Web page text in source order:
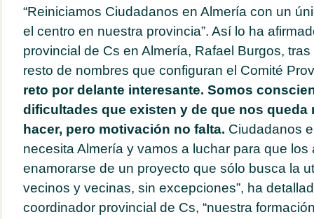
“Reiniciamos Ciudadanos en Almería con un
el centro en nuestra provincia”. Así lo ha
provincial de Cs en Almería, Rafael Burgos,
resto de nombres que configuran el Comité
reto por delante interesante. Somos
dificultades que existen y de que nos queda
hacer, pero motivación no falta. Ciudadanos
necesita Almería y vamos a luchar para que
enamorarse de un proyecto que sólo busca la
vecinos y vecinas, sin excepciones”, ha
coordinador provincial de Cs, “nuestra